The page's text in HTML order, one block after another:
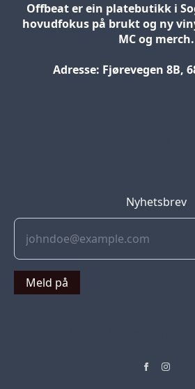
Offbeat er ein platebutikk i
hovudfokus på brukt og ny
MC og merch.
Adresse: Fjørevegen 8B,
Nyhetsbrev
Meld på